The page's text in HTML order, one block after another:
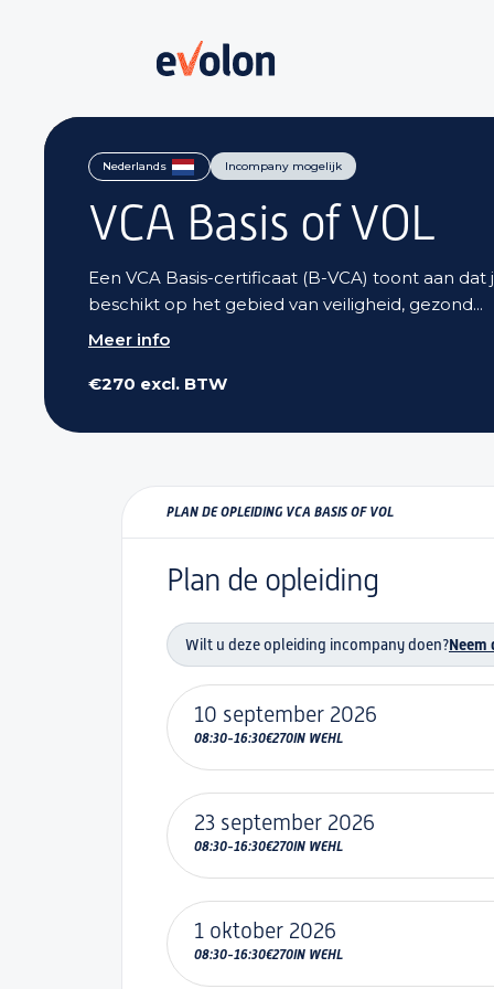
Skip
Nederlands Incompany mogelijk
VCA Basis of VOL
Een VCA Basis-certificaat (B-VCA) toont aan
beschikt op het gebied van veiligheid, gezond...
Meer info
€270 excl. BTW
PLAN DE OPLEIDING VCA BASIS OF VOL
Plan de opleiding
Wilt u deze opleiding incompany doen?
10 september 2026
08:30-16:30€270IN WEHL
23 september 2026
08:30-16:30€270IN WEHL
1 oktober 2026
08:30-16:30€270IN WEHL